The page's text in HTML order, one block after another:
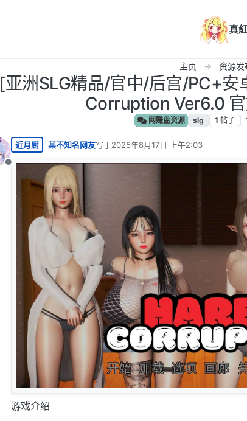
真
主页 资源发
[亚洲SLG精品/官中/后宫/PC+
Corruption Ver6.0
网赚盘资源 slg 1 帖子
离线
近月厨 某不知名网友写于2025年8月17日 上午2:03
最后由 编辑
游戏介绍